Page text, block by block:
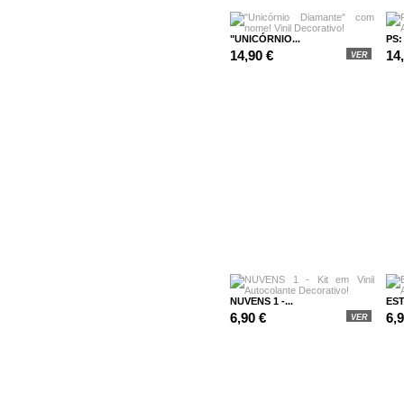
"UNICÓRNIO...
14,90 € VER
NUVENS 1 -...
6,90 € VER